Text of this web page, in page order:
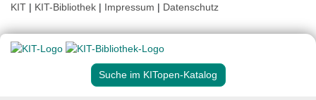
KIT | KIT-Bibliothek | Impressum | Datenschutz
Suche im KITopen-Katalog